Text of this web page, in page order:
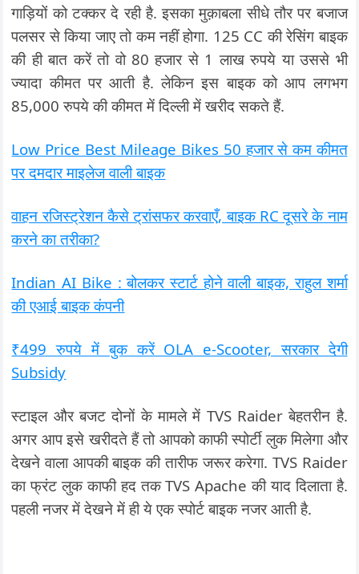
गाड़ियों को टक्कर दे रही है. इसका मुक़ाबला सीधे तौर पर बजाज
पलसर से किया जाए तो कम नहीं होगा. 125 CC की रेसिंग बाइक
की ही बात करें तो वो 80 हजार से 1 लाख रुपये या उससे भी
ज्यादा कीमत पर आती है. लेकिन इस बाइक को आप लगभग
85,000 रुपये की कीमत में दिल्ली में खरीद सकते हैं.
Low Price Best Mileage Bikes 50 हजार से कम कीमत
पर दमदार माइलेज वाली बाइक
वाहन रजिस्ट्रेशन कैसे ट्रांसफर करवाएँ, बाइक RC दूसरे के नाम
करने का तरीका?
Indian AI Bike : बोलकर स्टार्ट होने वाली बाइक, राहुल शर्मा
की एआई बाइक कंपनी
₹499 रुपये में बुक करें OLA e-Scooter, सरकार देगी
Subsidy
स्टाइल और बजट दोनों के मामले में TVS Raider बेहतरीन है.
अगर आप इसे खरीदते हैं तो आपको काफी स्पोर्टी लुक मिलेगा और
देखने वाला आपकी बाइक की तारीफ जरूर करेगा. TVS Raider
का फ्रंट लुक काफी हद तक TVS Apache की याद दिलाता है.
पहली नजर में देखने में ही ये एक स्पोर्ट बाइक नजर आती है.